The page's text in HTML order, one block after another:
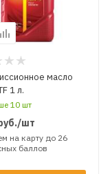
масло
1 л.
10 шт
/шт
на карту до 26
баллов